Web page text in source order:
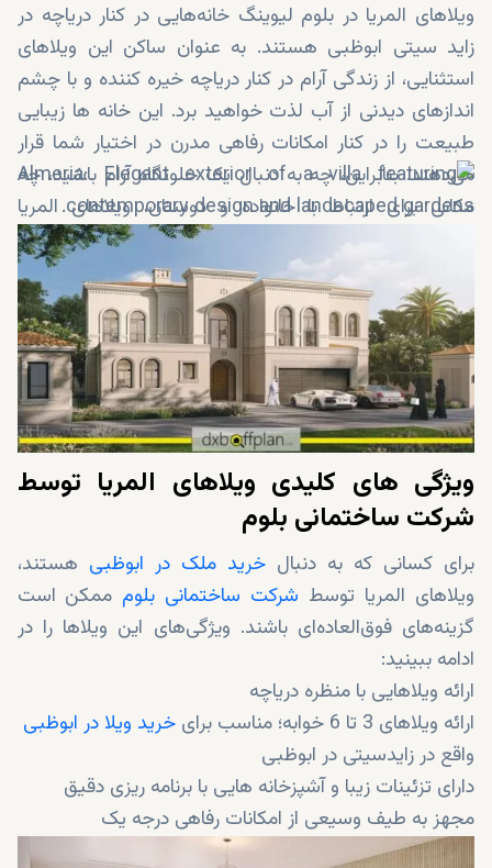
ویلاهای المریا در بلوم لیوینگ خانه‌هایی در کنار دریاچه در
زاید سیتی ابوظبی هستند. به عنوان ساکن این ویلاهای
استثنایی، از زندگی آرام در کنار دریاچه خیره کننده و با چشم
اندازهای دیدنی از آب لذت خواهید برد. این خانه ها زیبایی
طبیعت را در کنار امکانات رفاهی مدرن در اختیار شما قرار
می‌دهند. بنابراین، چه به دنبال یک خلوتگاه آرام باشید، چه
مکانی برای ارتباط با خانواده و دوستان، ویلاهای المریا
گزینه‌هایی عالی خواهند بود. در ادامه، به تمام جزئیات این
ویژگی های کلیدی ویلاهای المریا توسط
شرکت ساختمانی بلوم
برای کسانی که به دنبال خرید ملک در ابوظبی هستند،
ویلاهای المریا توسط شرکت ساختمانی بلوم ممکن است
گزینه‌های فوق‌العاده‌ای باشند. ویژگی‌های این ویلاها را در
ادامه ببینید:
ارائه ویلاهایی با منظره دریاچه
ارائه ویلاهای 3 تا 6 خوابه؛ مناسب برای
خرید ویلا در ابوظبی
واقع در زایدسیتی در ابوظبی
دارای تزئینات زیبا و آشپزخانه هایی با برنامه ریزی دقیق
مجهز به طیف وسیعی از امکانات رفاهی درجه یک
احاطه شده توسط استخر، امکانات ورزشی و تفریحی